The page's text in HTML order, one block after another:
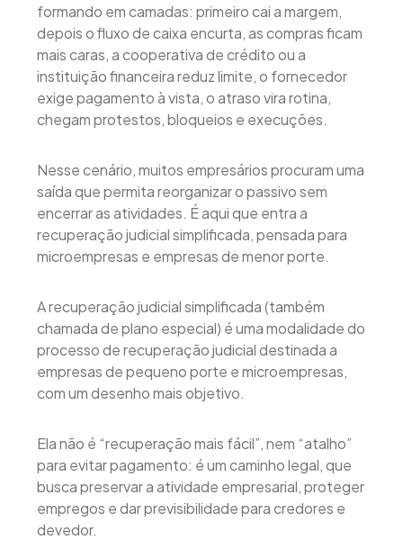
formando em camadas: primeiro cai a margem,
depois o fluxo de caixa encurta, as compras ficam
mais caras, a cooperativa de crédito ou a
instituição financeira reduz limite, o fornecedor
exige pagamento à vista, o atraso vira rotina,
chegam protestos, bloqueios e execuções.
Nesse cenário, muitos empresários procuram uma
saída que permita reorganizar o passivo sem
encerrar as atividades. É aqui que entra a
recuperação judicial simplificada, pensada para
microempresas e empresas de menor porte.
A recuperação judicial simplificada (também
chamada de plano especial) é uma modalidade do
processo de recuperação judicial destinada a
empresas de pequeno porte e microempresas,
com um desenho mais objetivo.
Ela não é “recuperação mais fácil”, nem “atalho”
para evitar pagamento: é um caminho legal, que
busca preservar a atividade empresarial, proteger
empregos e dar previsibilidade para credores e
devedor.